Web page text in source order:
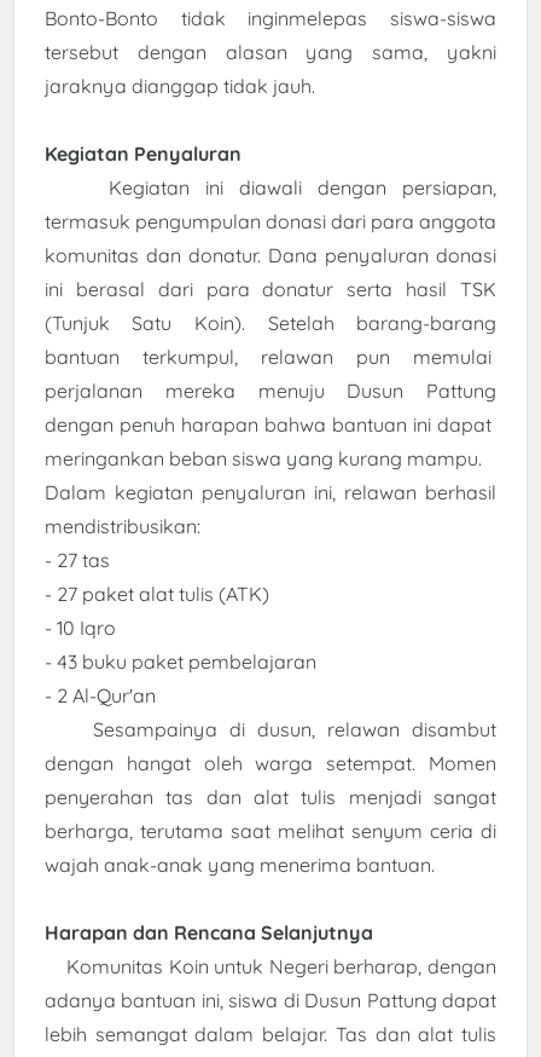
Bonto-Bonto tidak inginmelepas siswa-siswa
tersebut dengan alasan yang sama, yakni
jaraknya dianggap tidak jauh.
Kegiatan Penyaluran
Kegiatan ini diawali dengan persiapan,
termasuk pengumpulan donasi dari para anggota
komunitas dan donatur. Dana penyaluran donasi
ini berasal dari para donatur serta hasil TSK
(Tunjuk Satu Koin). Setelah barang-barang
bantuan terkumpul, relawan pun memulai
perjalanan mereka menuju Dusun Pattung
dengan penuh harapan bahwa bantuan ini dapat
meringankan beban siswa yang kurang mampu.
Dalam kegiatan penyaluran ini, relawan berhasil
mendistribusikan:
- 27 tas
- 27 paket alat tulis (ATK)
- 10 Iqro
- 43 buku paket pembelajaran
- 2 Al-Qur'an
Sesampainya di dusun, relawan disambut
dengan hangat oleh warga setempat. Momen
penyerahan tas dan alat tulis menjadi sangat
berharga, terutama saat melihat senyum ceria di
wajah anak-anak yang menerima bantuan.
Harapan dan Rencana Selanjutnya
Komunitas Koin untuk Negeri berharap, dengan
adanya bantuan ini, siswa di Dusun Pattung dapat
lebih semangat dalam belajar. Tas dan alat tulis